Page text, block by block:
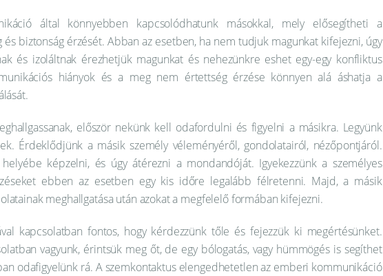
által könnyebben kapcsolódhatunk másokkal, mely elősegítheti a
és biztonság érzését. Abban az esetben, ha nem tudjuk magunkat kifejezni, úgy
és izoláltnak érezhetjük magunkat és nehezünkre eshet egy-egy konfliktus
hiányok és a meg nem értettség érzése könnyen alá áshatja a
először nekünk kell odafordulni és figyelni a másikra. Legyünk
Érdeklődjünk a másik személy véleményéről, gondolatairól, nézőpontjáról.
képzelni, és úgy átérezni a mondandóját. Igyekezzünk a személyes
ebben az esetben egy kis időre legalább félretenni. Majd, a másik
meghallgatása után azokat a megfelelő formában kifejezni.
kapcsolatban fontos, hogy kérdezzünk tőle és fejezzük ki megértésünket.
vagyunk, érintsük meg őt, de egy bólogatás, vagy hümmögés is segíthet
odafigyelünk rá. A szemkontaktus elengedhetetlen az emberi kommunikáció